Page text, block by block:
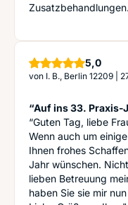
5,0Sterne
von I. B., Berlin 12209
“Auf ins 33. Praxis-
“Guten Tag, liebe
Wenn auch um
Ihnen frohes
Jahr wünschen.
lieben Betreuung
haben Sie sie mir